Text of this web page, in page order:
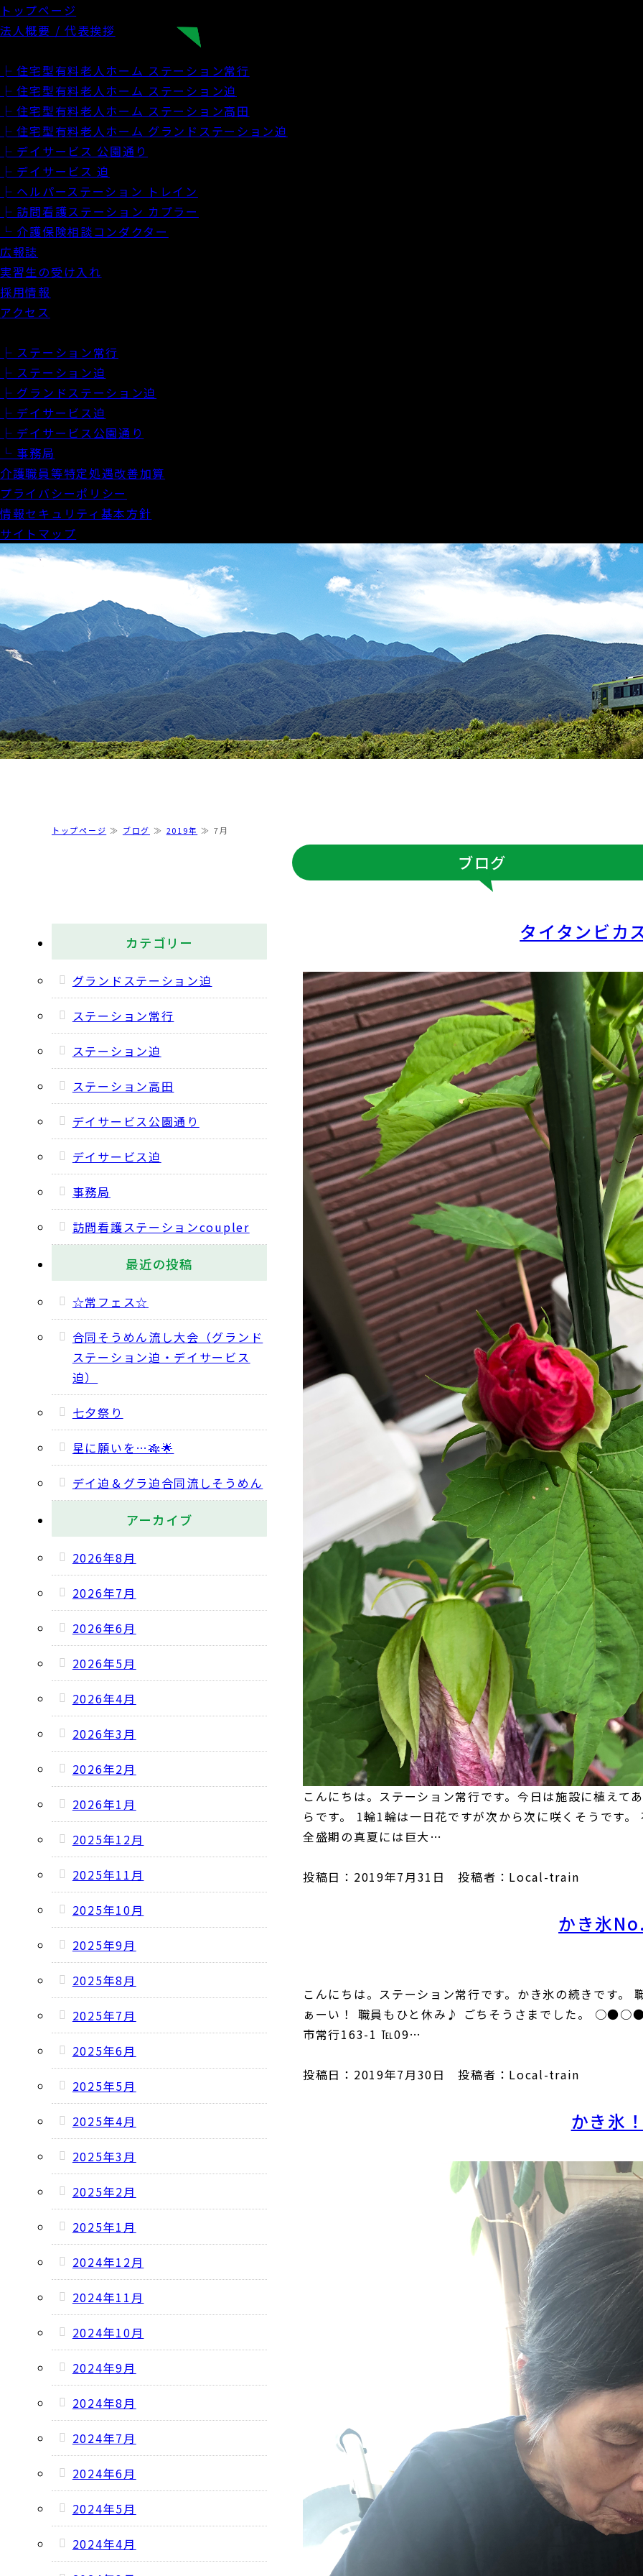
トップページ
法人概要 / 代表挨拶
├ 住宅型有料老人ホーム ステーション常行
├ 住宅型有料老人ホーム ステーション迫
├ 住宅型有料老人ホーム ステーション高田
├ 住宅型有料老人ホーム グランドステーション迫
├ デイサービス 公園通り
├ デイサービス 迫
├ ヘルパーステーション トレイン
├ 訪問看護ステーション カプラー
└ 介護保険相談コンダクター
広報誌
実習生の受け入れ
採用情報
アクセス
├ ステーション常行
├ ステーション迫
├ グランドステーション迫
├ デイサービス迫
├ デイサービス公園通り
└ 事務局
介護職員等特定処遇改善加算
プライバシーポリシー
情報セキュリティ基本方針
サイトマップ
トップページ ブログ 2019年 7月
ブログ
タイタンビ
こんにちは。ステーション常行です。今日は施設に植え
らです。 1輪1輪は一日花ですが次から次に咲くそうです
全盛期の真夏には巨大…
投稿日：2019年7月31日 投稿者：Local-train
かき氷
こんにちは。ステーション常行です。かき氷の続きです。
ぁーい！ 職員もひと休み♪ ごちそうさまでした。
市常行163-1 ℡09…
投稿日：2019年7月30日 投稿者：Local-train
かき氷
カテゴリー
グランドステーション迫
ステーション常行
ステーション迫
ステーション高田
デイサービス公園通り
デイサービス迫
事務局
訪問看護ステーションcoupler
最近の投稿
☆常フェス☆
合同そうめん流し大会（グランド
ステーション迫・デイサービス
迫）
七夕祭り
星に願いを…🎋🌟
デイ迫＆グラ迫合同流しそうめん
アーカイブ
2026年8月
2026年7月
2026年6月
2026年5月
2026年4月
2026年3月
2026年2月
2026年1月
2025年12月
2025年11月
2025年10月
2025年9月
2025年8月
2025年7月
2025年6月
2025年5月
2025年4月
2025年3月
2025年2月
2025年1月
2024年12月
2024年11月
2024年10月
2024年9月
2024年8月
2024年7月
2024年6月
2024年5月
2024年4月